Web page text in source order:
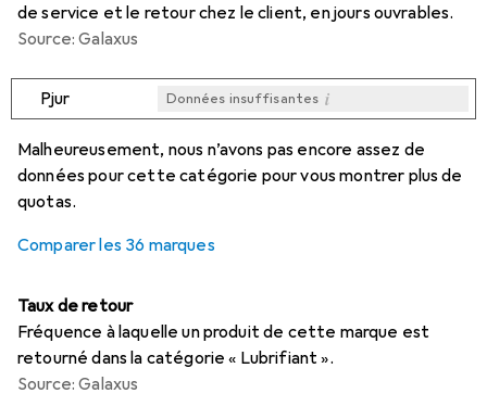
de service et le retour chez le client, en jours ouvrables.
Source: Galaxus
Pjur Données insuffisantes i
Malheureusement, nous n’avons pas encore assez de
données pour cette catégorie pour vous montrer plus de
quotas.
Comparer les 36 marques
Taux de retour
Fréquence à laquelle un produit de cette marque est
retourné dans la catégorie « Lubrifiant ».
Source: Galaxus